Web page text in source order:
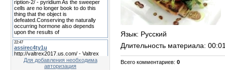
Для добавления необходима
авторизация
Язык: Русский
Длительность материала:
Всего комментариев: 0